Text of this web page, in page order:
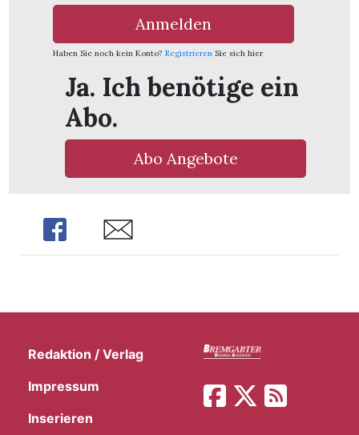
Anmelden
Haben Sie noch kein Konto? Registrieren Sie sich hier
Ja. Ich benötige ein
Abo.
Abo Angebote
Share Share
Redaktion / Verlag
Impressum
Inserieren